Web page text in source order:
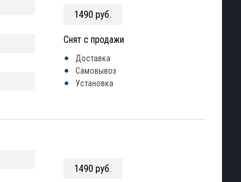
1490 руб.
Снят с продажи
Доставка
Самовывоз
Установка
1490 руб.